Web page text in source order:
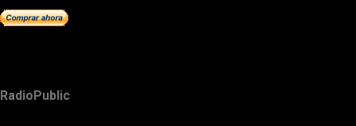
RadioPublic